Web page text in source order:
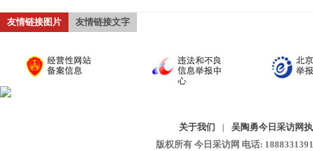
友情链接图片 友情链接文字
关于我们 |
吴陶勇今日采访网
版权所有 今日采访网 电话: